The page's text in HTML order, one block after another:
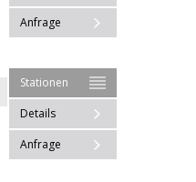
Anfrage
Stationen
Details
Anfrage